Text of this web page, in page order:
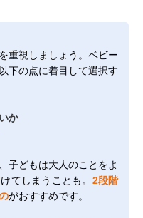
重視しましょう。ベビー
下の点に着目して選択す
か
子どもは大人のことをよ
てしまうことも。 2段階
がおすすめです。